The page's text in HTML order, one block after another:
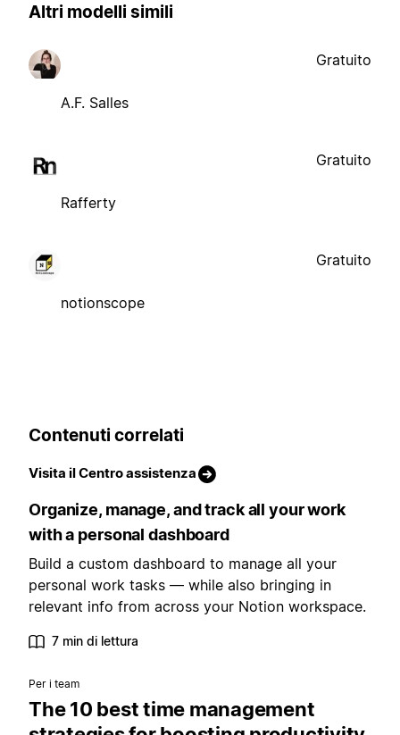
Altri modelli simili
A.F. Salles
Gratuito
Rafferty
Gratuito
notionscope
Gratuito
Contenuti correlati
Visita il Centro assistenza
Organize, manage, and track all your work
with a personal dashboard
Build a custom dashboard to manage all your
personal work tasks — while also bringing in
relevant info from across your Notion workspace.
7 min di lettura
Per i team
The 10 best time management